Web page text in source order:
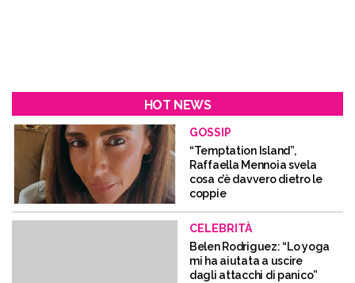
HOT NEWS
GOSSIP
“Temptation Island”,
Raffaella Mennoia svela
cosa c’è davvero dietro le
coppie
CELEBRITÀ
Belen Rodriguez: “Lo yoga
mi ha aiutata a uscire
dagli attacchi di panico”